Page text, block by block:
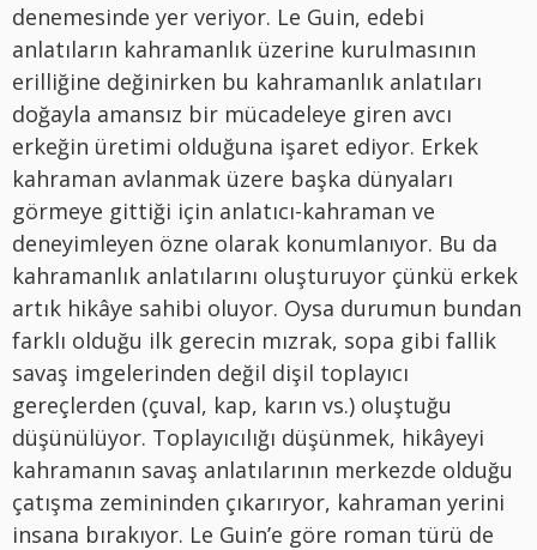
denemesinde yer veriyor. Le Guin, edebi
anlatıların kahramanlık üzerine kurulmasının
erilliğine değinirken bu kahramanlık anlatıları
doğayla amansız bir mücadeleye giren avcı
erkeğin üretimi olduğuna işaret ediyor. Erkek
kahraman avlanmak üzere başka dünyaları
görmeye gittiği için anlatıcı-kahraman ve
deneyimleyen özne olarak konumlanıyor. Bu da
kahramanlık anlatılarını oluşturuyor çünkü erkek
artık hikâye sahibi oluyor. Oysa durumun bundan
farklı olduğu ilk gerecin mızrak, sopa gibi fallik
savaş imgelerinden değil dişil toplayıcı
gereçlerden (çuval, kap, karın vs.) oluştuğu
düşünülüyor. Toplayıcılığı düşünmek, hikâyeyi
kahramanın savaş anlatılarının merkezde olduğu
çatışma zemininden çıkarıryor, kahraman yerini
insana bırakıyor. Le Guin’e göre roman türü de